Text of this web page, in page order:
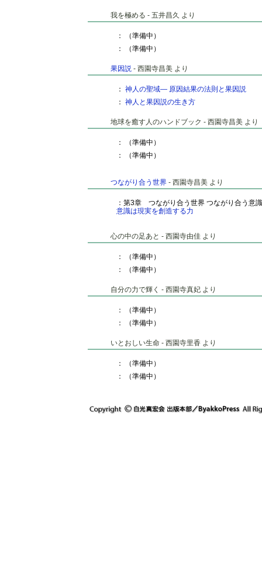
我を極める - 五井昌久 より
： （準備中）
： （準備中）
果因説 - 西園寺昌美 より
： 神人の聖域― 原因結果の法則と果因説
： 神人と果因説の生き方
地球を癒す人のハンドブック - 西園寺昌美 より
： （準備中）
： （準備中）
つながり合う世界 - 西園寺昌美 より
：第3章 つながり合う世界 つながり合う意識
意識は現実を創造する力
心の中の足あと - 西園寺由佳 より
： （準備中）
： （準備中）
自分の力で輝く - 西園寺真妃 より
： （準備中）
： （準備中）
いとおしい生命 - 西園寺里香 より
： （準備中）
： （準備中）